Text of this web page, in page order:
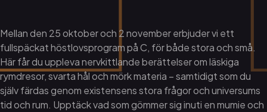
Mellan den 25 oktober och 2 november erbjuder vi ett
fullspäckat höstlovsprogram på C, för både stora och små.
Här får du uppleva nervkittlande berättelser om läskiga
rymdresor, svarta hål och mörk materia – samtidigt som du
själv färdas genom existensens stora frågor och universums
tid och rum. Upptäck vad som gömmer sig inuti en mumie och